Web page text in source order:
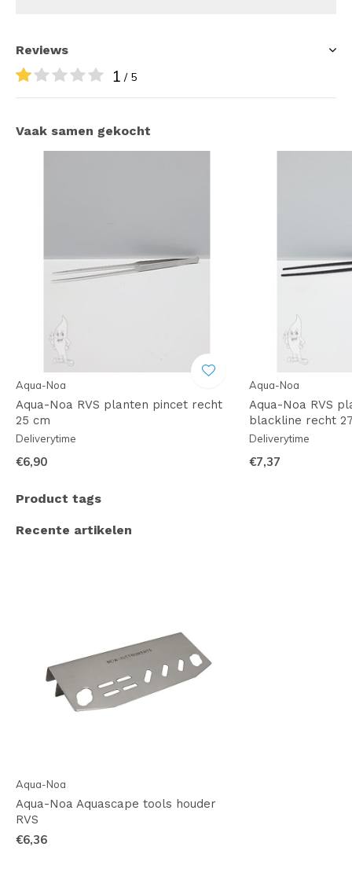
Reviews
1 / 5
Vaak samen gekocht
Aqua-Noa
Aqua-Noa RVS planten pincet recht
25 cm
Deliverytime
€6,90
Aqua-Noa
Aqua-Noa RVS
blackline recht
Deliverytime
€7,37
Product tags
Recente artikelen
Aqua-Noa
Aqua-Noa Aquascape tools houder
RVS
€6,36